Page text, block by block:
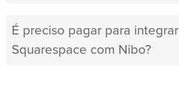
É preciso pagar para integrar
Squarespace com Nibo?